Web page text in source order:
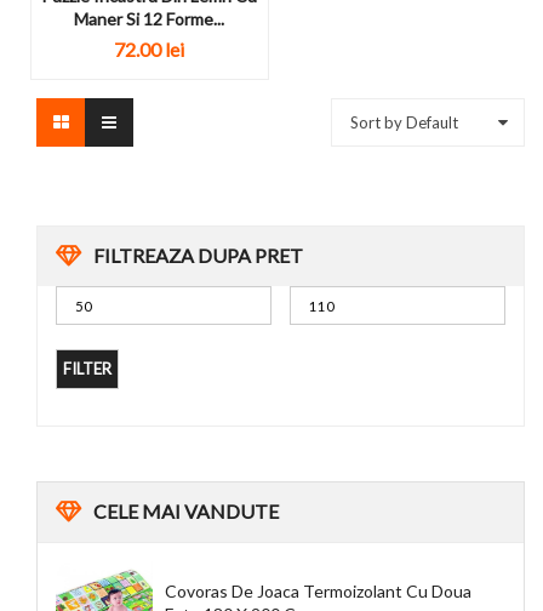
FILTREAZA DUPA PRET
FILTER
CELEMAI VANDUTE
Covoras De Joaca Termoizolant Cu Doua
Maner Si 12 Forme...
72.00lei
Sort by Default